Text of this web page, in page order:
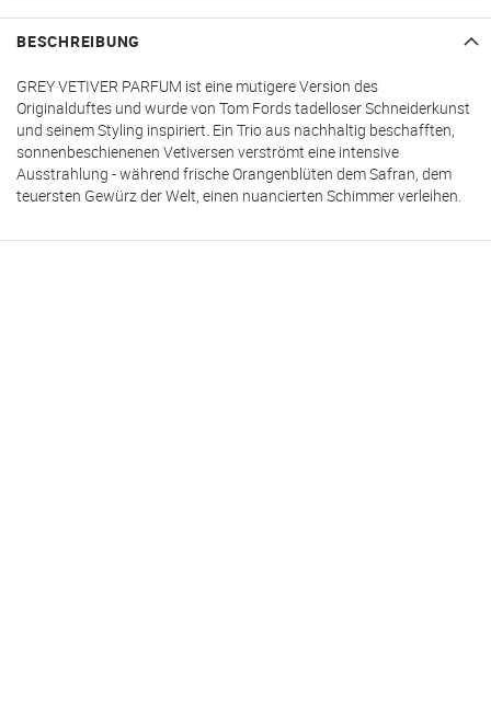
BESCHREIBUNG
GREY VETIVER PARFUM ist eine mutigere Version des
Originalduftes und wurde von Tom Fords tadelloser Schneiderkunst
und seinem Styling inspiriert. Ein Trio aus nachhaltig beschafften,
sonnenbeschienenen Vetiversen verströmt eine intensive
Ausstrahlung - während frische Orangenblüten dem Safran, dem
teuersten Gewürz der Welt, einen nuancierten Schimmer verleihen.